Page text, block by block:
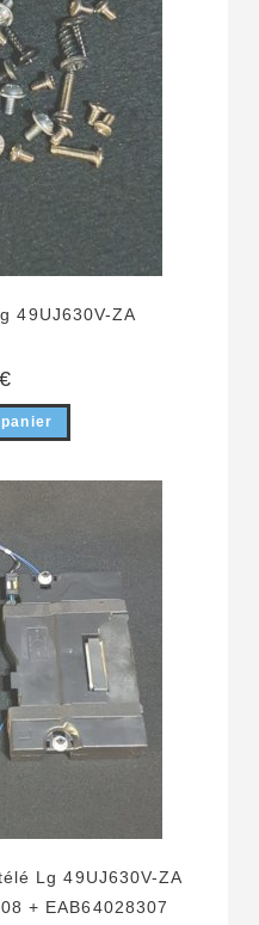
49UJ630V-ZA
€
Lg 49UJ630V-ZA
+ EAB64028307